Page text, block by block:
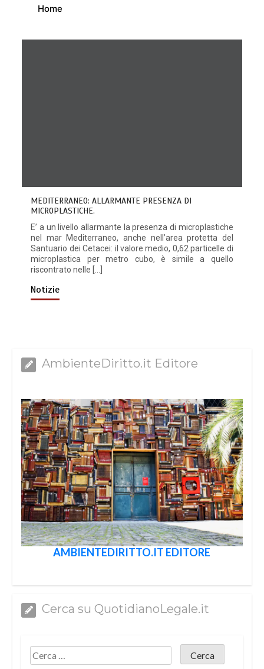
Home
MEDITERRANEO: ALLARMANTE PRESENZA DI
MICROPLASTICHE.
E’ a un livello allarmante la presenza di microplastiche
nel mar Mediterraneo, anche nell’area protetta del
Santuario dei Cetacei: il valore medio, 0,62 particelle di
microplastica per metro cubo, è simile a quello
riscontrato nelle […]
Notizie
AmbienteDiritto.it Editore
AMBIENTEDIRITTO.IT EDITORE
Cerca su QuotidianoLegale.it